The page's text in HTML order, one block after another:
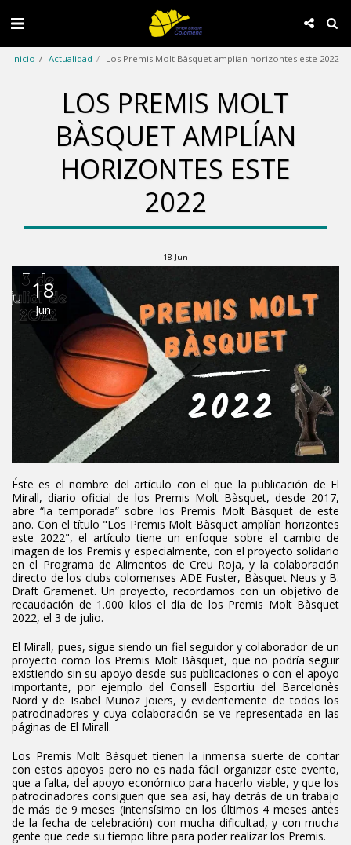
Inicio Actualidad Los Premis Molt Bàsquet amplían horizontes este 2022
LOS PREMIS MOLT
BÀSQUET AMPLÍAN
HORIZONTES ESTE
2022
18 Jun
18
Jun
Éste es el nombre del artículo con el que la publicación de El
Mirall, diario oficial de los Premis Molt Bàsquet, desde 2017,
abre “la temporada” sobre los Premis Molt Bàsquet de este
año. Con el título "Los Premis Molt Bàsquet amplían horizontes
este 2022", el artículo tiene un enfoque sobre el cambio de
imagen de los Premis y especialmente, con el proyecto solidario
en el Programa de Alimentos de Creu Roja, y la colaboración
directo de los clubs colomenses ADE Fuster, Bàsquet Neus y B.
Draft Gramenet. Un proyecto, recordamos con un objetivo de
recaudación de 1.000 kilos el día de los Premis Molt Bàsquet
2022, el 3 de julio.
El Mirall, pues, sigue siendo un fiel seguidor y colaborador de un
proyecto como los Premis Molt Bàsquet, que no podría seguir
existiendo sin su apoyo desde sus publicaciones o con el apoyo
importante, por ejemplo del Consell Esportiu del Barcelonès
Nord y de Isabel Muñoz Joiers, y evidentemente de todos los
patrocinadores y cuya colaboración se ve representada en las
páginas de El Mirall.
Los Premis Molt Bàsquet tienen la inmensa suerte de contar
con estos apoyos pero no es nada fácil organizar este evento,
que a falta, del apoyo económico para hacerlo viable, y que los
patrocinadores consiguen que sea así, hay detrás de un trabajo
de más de 9 meses (intensísimo en los últimos 4 meses antes
de la fecha de celebración) con mucha dificultad, y con mucha
gente que cede su tiempo libre para poder realizar los Premis.